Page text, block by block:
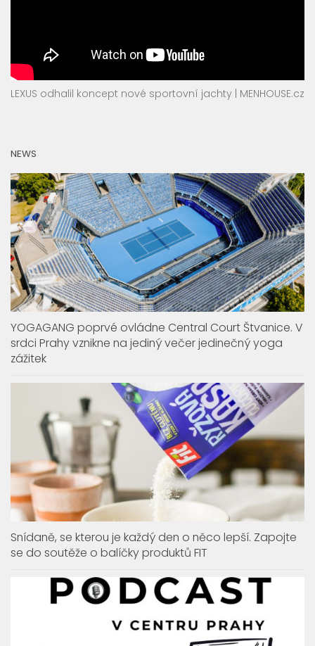
LEXUS odhalil koncept nové sportovní jachty | MENHOUSE.cz
NEWS
YOGAGANG poprvé ovládne Central Court Štvanice. V
srdci Prahy vznikne na jediný večer jedinečný yoga
zážitek
Snídaně, se kterou je každý den o něco lepší. Zapojte
se do soutěže o balíčky produktů FIT